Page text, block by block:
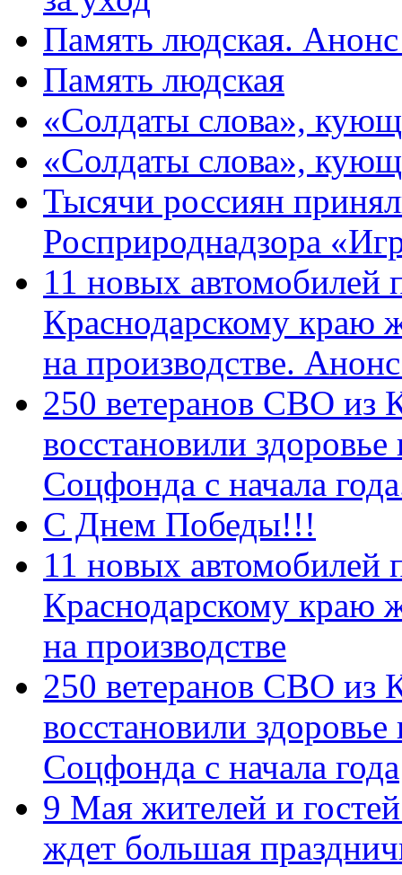
Память людская.
Память людская
«Солдаты слова»,
«Солдаты слова»,
Тысячи россиян
Росприроднадзора
11 новых автомобилей
Краснодарскому краю
на производстве.
250 ветеранов СВО из
восстановили
Соцфонда с начала
С Днем Победы!!!
11 новых автомобилей
Краснодарскому краю
на производстве
250 ветеранов СВО из
восстановили
Соцфонда с начала года
9 Мая жителей и
ждет большая